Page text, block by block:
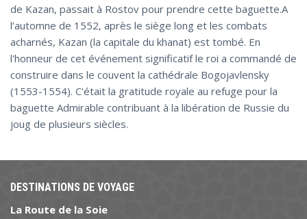
de Kazan, passait à Rostov pour prendre cette baguette.A
l’automne de 1552, après le siège long et les combats
acharnés, Kazan (la capitale du khanat) est tombé. En
l'honneur de cet événement significatif le roi a commandé de
construire dans le couvent la cathédrale Bogojavlensky
(1553-1554). C'était la gratitude royale au refuge pour la
baguette Admirable contribuant à la libération de Russie du
joug de plusieurs siècles.
DESTINATIONS DE VOYAGE
La Route de la Soie